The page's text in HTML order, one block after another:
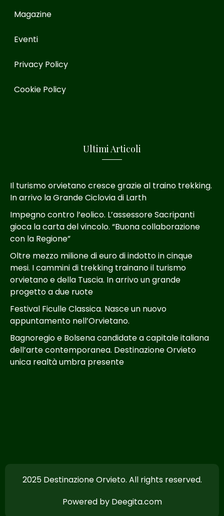
Magazine
Eventi
Privacy Policy
Cookie Policy
Ultimi Articoli
Il turismo orvietano cresce grazie al traino trekking.
In arrivo la Grande Ciclovia di Larth
Impegno contro l’eolico. L’assessore Sacripanti
gioca la carta del vincolo. “Buona collaborazione
con la Regione”
Oltre mezzo milione di euro di indotto in cinque
mesi. I cammini di trekking trainano il turismo
orvietano e della Tuscia. In arrivo un grande
progetto a due ruote
Festival Ficulle Classica. Nasce un nuovo
appuntamento nell’Orvietano.
Bagnoregio e Bolsena candidate a capitale italiana
dell’arte contemporanea. Destinazione Orvieto
unica realtà umbra presente
2025 Destinazione Orvieto. All rights reserved.
Powered by Deegita.com